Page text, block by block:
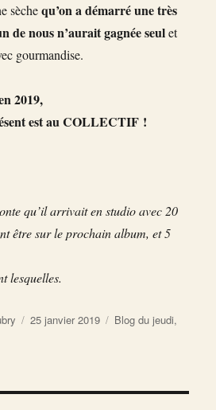
sèchequ’on a démarré une très
de nous n’aurait gagnée seulet
gourmandise.
2019,
est au COLLECTIF !
qu’il arrivait en studio avec 20
être sur le prochain album, et 5
lesquelles.
Publié
25 janvier 2019 Catégories
Blog du jeudi,